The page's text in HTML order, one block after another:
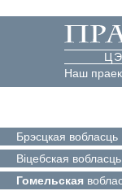
Наш
Брэсцкая вобласць
Віцебская вобласць
Гомельская